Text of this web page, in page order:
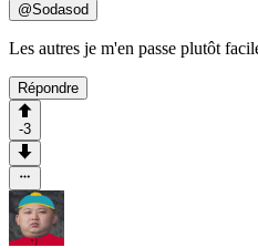
@Sodasod
Les autres je m'en passe plutôt
Répondre
-3